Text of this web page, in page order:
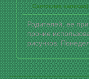
Святослав
Родителей, ее
прочие
рисунков.